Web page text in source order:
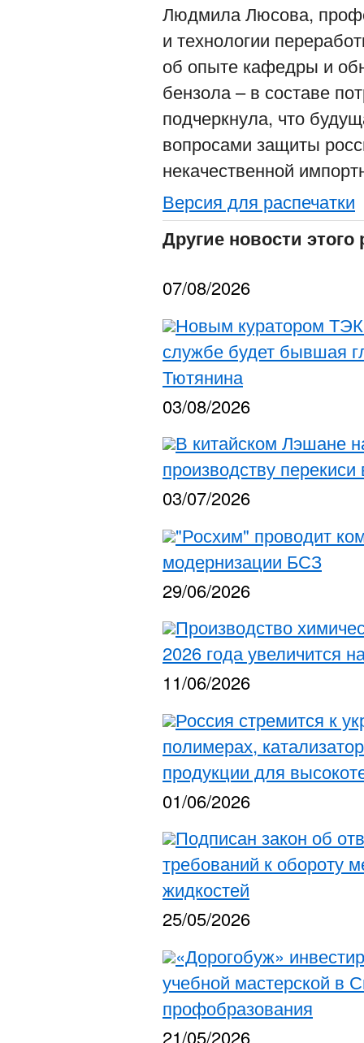
Людмила Люсова,
и технологии
об опыте кафедры и
бензола – в составе
подчеркнула, что
вопросами защиты
некачественной
Версия для распечатки
Другие новости этого
07/08/2026
Новым куратором
службе будет бывшая
Тютянина
03/08/2026
В китайском Лэшане
производству
03/07/2026
"Росхим" проводит
модернизации БСЗ
29/06/2026
Производство
2026 года увеличится
11/06/2026
Россия стремится к
полимерах,
продукции для
01/06/2026
Подписан закон об
требований к обороту
жидкостей
25/05/2026
«Дорогобуж»
учебной мастерской в
профобразования
21/05/2026